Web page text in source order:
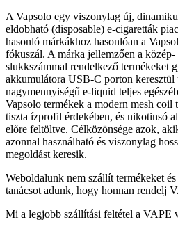
A Vapsolo egy viszonylag új,
eldobható (disposable) e-cigaretták
hasonló márkákhoz hasonlóan a
fókuszál. A márka jellemzően a közép-
slukkszámmal rendelkező termékeket
akkumulátora USB-C porton
nagymennyiségű e-liquid teljes
Vapsolo termékek a modern mesh coil
tiszta ízprofil érdekében, és nikotinsó
előre feltöltve. Célközönsége azok,
azonnal használható és viszonylag
megoldást keresik.
Weboldalunk nem szállít termékeket
tanácsot adunk, hogy honnan rendelj
Mi a legjobb szállítási feltétel a VAPE